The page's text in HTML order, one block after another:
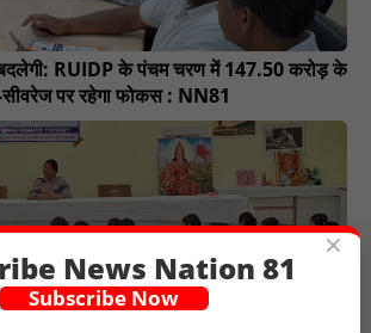
बदलेगी: RUIDP के पंचम चरण में 147.50 करोड़ के
पर रहेगा फोकस : NN81
×
News Nation 81
Subscribe Now